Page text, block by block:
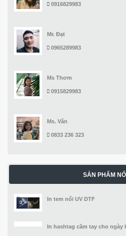
0916829983
Mr. Đạt
0965289983
Ms Thơm
0915829983
Ms. Vân
0833 236 323
SẢN PHẨM
In tem nổi UV DTF
In hashtag cầm tay cho ngày